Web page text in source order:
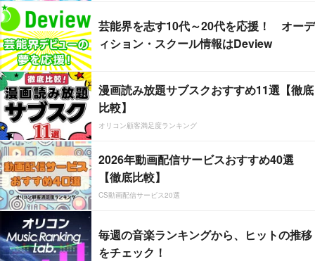
芸能界を志す10代～20代を応援！ オーデ
ィション・スクール情報はDeview
漫画読み放題サブスクおすすめ11選【徹底
比較】
オリコン顧客満足度ランキング
2026年動画配信サービスおすすめ40選
【徹底比較】
CS動画配信サービス20選
毎週の音楽ランキングから、ヒットの推移
をチェック！